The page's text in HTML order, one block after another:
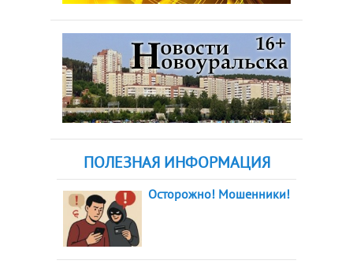
ПОЛЕЗНАЯ ИНФОРМАЦИЯ
Осторожно! Мошенники!